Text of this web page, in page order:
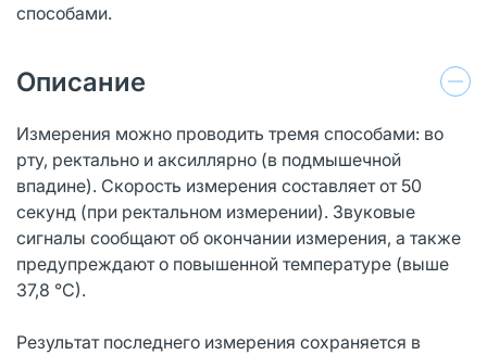
способами.
Описание
Измерения можно проводить тремя способами: во
рту, ректально и аксиллярно (в подмышечной
впадине). Скорость измерения составляет от 50
секунд (при ректальном измерении). Звуковые
сигналы сообщают об окончании измерения, а также
предупреждают о повышенной температуре (выше
37,8 °С).
Результат последнего измерения сохраняется в